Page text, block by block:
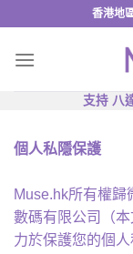
content
香港地
支持 八
個人私隱保護
Muse.hk所有權歸
數碼有限公司（本
力於保護您的個